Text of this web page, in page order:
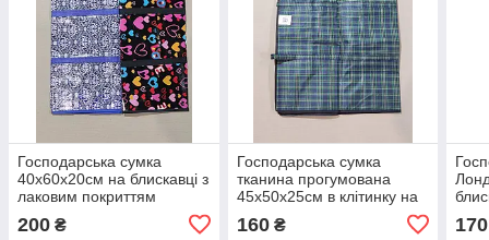
Господарська сумка
40х60х20см на блискавці з
лаковим покриттям
200 ₴
Господарська сумка
тканина прогумована
45х50х25см в клітинку на
160₴ 170